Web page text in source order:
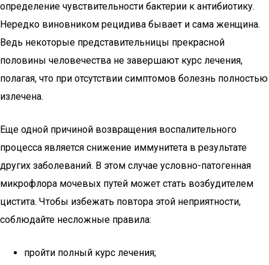
определение чувствительности бактерии к антибиотику.
Нередко виновником рецидива бывает и сама женщина.
Ведь некоторые представительницы прекрасной
половины человечества не завершают курс лечения,
полагая, что при отсутствии симптомов болезнь полностью
излечена.
Еще одной причиной возвращения воспалительного
процесса является снижение иммунитета в результате
других заболеваний. В этом случае условно-патогенная
микрофлора мочевых путей может стать возбудителем
цистита. Чтобы избежать повтора этой неприятности,
соблюдайте несложные правила:
пройти полный курс лечения;